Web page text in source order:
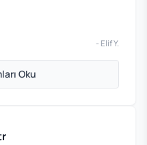
- Elif Y.
Oku